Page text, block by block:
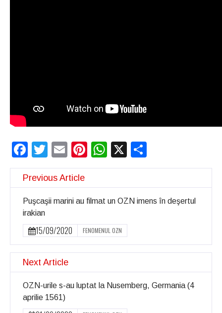
Facebook
Twitter
EmailPinterest
WhatsApp
X
Previous Article
Puşcaşii marini au filmat un OZN imens în deşertul
irakian
15/09/2020 FENOMENUL OZN
Next Article
OZN-urile s-au luptat la Nusemberg, Germania (4
aprilie 1561)